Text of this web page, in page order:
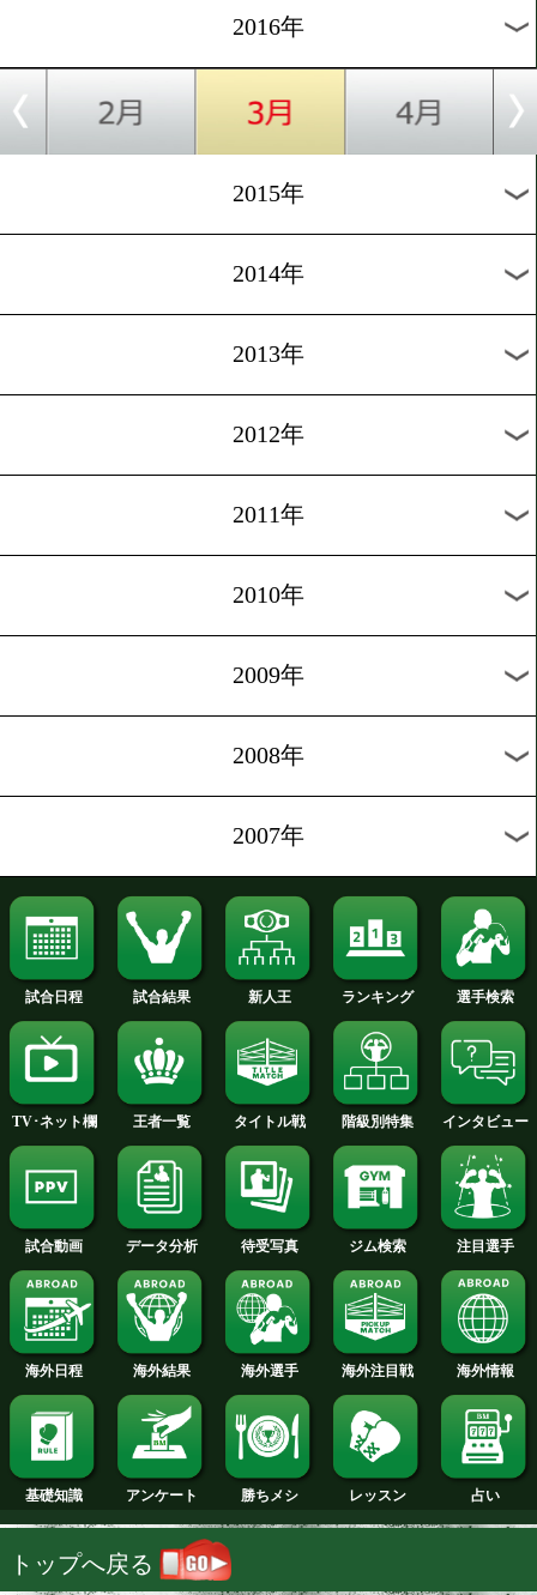
2024年
2023年
2021年
2020年
2019年
2018年
2017年
2016年
2015年
2014年
2013年
2012年
2011年
2010年
2009年